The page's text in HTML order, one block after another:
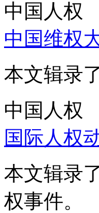
中国人权
中国维权
本文辑录
中国人权
国际人权
本文辑录
权事件。